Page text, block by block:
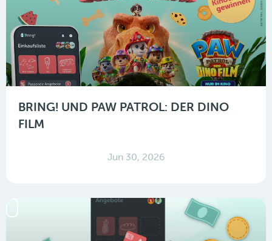
BRING! UND PAW PATROL: DER DINO
FILM
Jun 30, 2026